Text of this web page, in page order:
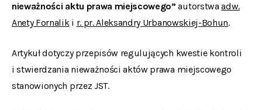
nieważności aktu prawa miejscowego” autorstwaadw.
Anety Fornaliki r. pr. Aleksandry Urbanowskiej-Bohun.
Artykuł dotyczy przepisów regulujących kwestie kontroli
i stwierdzania nieważności aktów prawa miejscowego
stanowionych przez JST.